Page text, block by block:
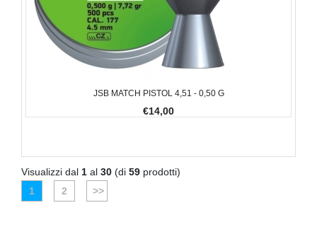
JSB MATCH PISTOL 4,51 - 0,50 G
€14,00
Visualizzi dal 1 al 30 (di 59 prodotti)
1
2 >>